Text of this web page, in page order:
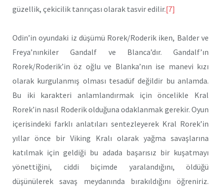
güzellik, çekicilik tanrıçası olarak tasvir edilir.[7]
Odin’in oyundaki iz düşümü Rorek/Roderik iken, Balder ve
Freya’nınkiler Gandalf ve Blanca’dır. Gandalf’ın
Rorek/Roderik’in öz oğlu ve Blanka’nın ise manevi kızı
olarak kurgulanmış olması tesadüf değildir bu anlamda.
Bu iki karakteri anlamlandırmak için öncelikle Kral
Rorek’in nasıl Roderik olduğuna odaklanmak gerekir. Oyun
içerisindeki farklı anlatıları sentezleyerek Kral Rorek’in
yıllar önce bir Viking Kralı olarak yağma savaşlarına
katılmak için geldiği bu adada başarısız bir kuşatmayı
yönettiğini, ciddi biçimde yaralandığını, öldüğü
düşünülerek savaş meydanında bırakıldığını öğreniriz.